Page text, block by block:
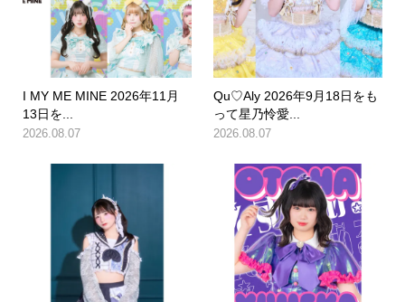
I MY ME MINE 2026年11月
13日を...
2026.08.07
Qu♡Aly 2026年9月18日をも
って星乃怜愛...
2026.08.07